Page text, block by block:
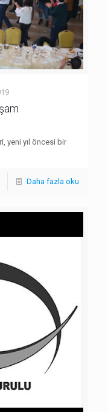
yeni yıl öncesi bir
Daha fazla oku